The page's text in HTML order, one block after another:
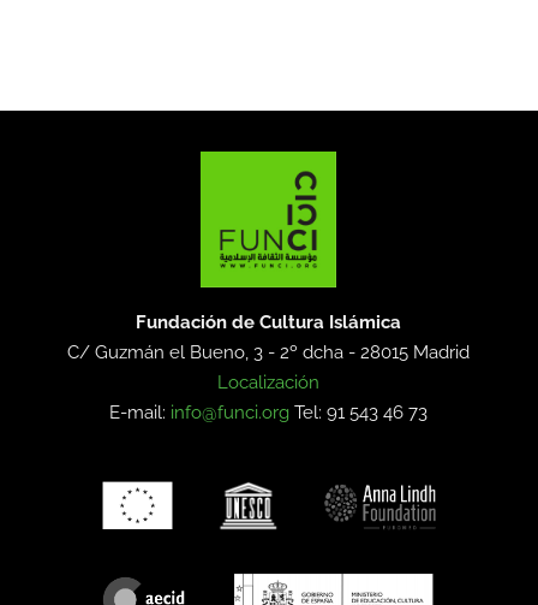
Fundación de Cultura Islámica
C/ Guzmán el Bueno, 3 - 2º dcha -28015 Madrid
Localización
E-mail: info@funci.org Tel: 91 543 46 73